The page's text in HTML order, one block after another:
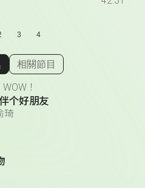
3 4
顯示相關單集
相關節目
！
个好朋友
琦